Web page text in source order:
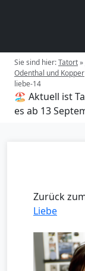
Sie sind hier:Tatort»
Odenthal und Kopper
liebe-14
🏖️ Aktuell ist
es ab 13
Zurück
Liebe